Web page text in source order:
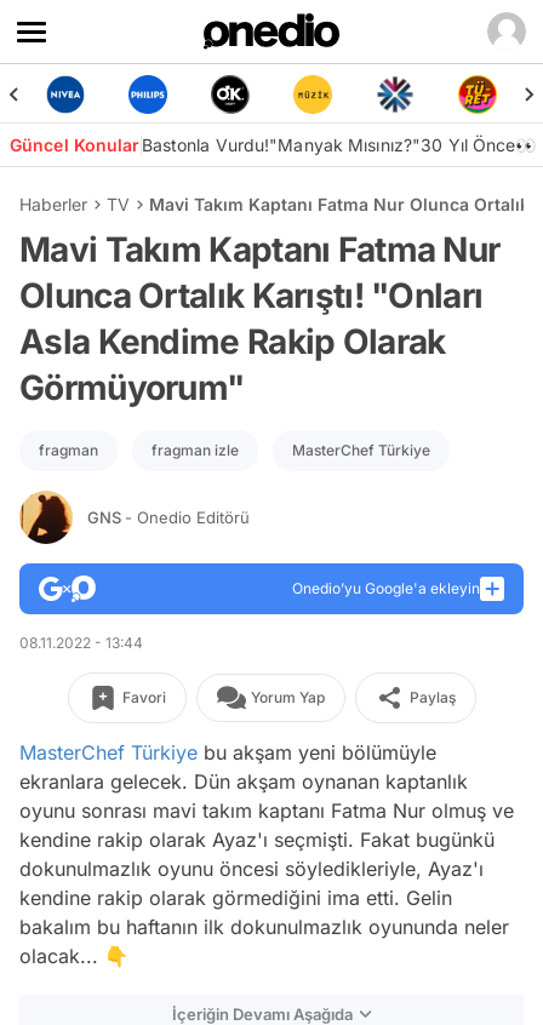
Güncel KonularBastonla Vurdu!"Manyak Mısınız?"30 Yıl Önce👀
Haberler TV Mavi Takım Kaptanı Fatma Nur Olunca
Mavi Takım Kaptanı Fatma Nur
Olunca Ortalık Karıştı! "Onları
Asla Kendime Rakip Olarak
Görmüyorum"
fragman fragman izle MasterChef Türkiye
GNS - Onedio Editörü
Onedio’yu Google'a ekleyin
08.11.2022 - 13:44
Favori Yorum Yap Paylaş
MasterChef Türkiye bu akşam yeni bölümüyle
ekranlara gelecek. Dün akşam oynanan kaptanlık
oyunu sonrası mavi takım kaptanı Fatma Nur olmuş ve
kendine rakip olarak Ayaz'ı seçmişti. Fakat bugünkü
dokunulmazlık oyunu öncesi söyledikleriyle, Ayaz'ı
kendine rakip olarak görmediğini ima etti. Gelin
bakalım bu haftanın ilk dokunulmazlık oyununda neler
olacak... 👇
İçeriğin Devamı Aşağıda